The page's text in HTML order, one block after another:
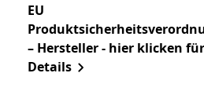
EU
– Hersteller - hier klicken für
Details